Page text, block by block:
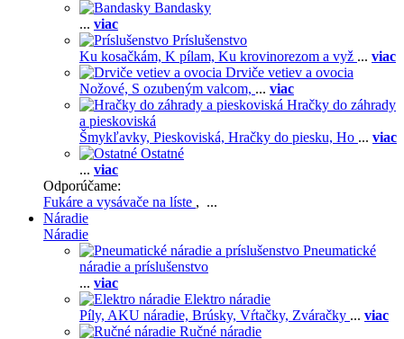
Bandasky
... viac
Príslušenstvo
Ku kosačkám, K pílam, Ku krovinorezom a vyž ... viac
Drviče vetiev a ovocia
Nožové, S ozubeným valcom, ... viac
Hračky do záhrady
a pieskoviská
Šmykľavky, Pieskoviská, Hračky do piesku, Ho ... viac
Ostatné
... viac
Odporúčame:
Fukáre a vysávače na líste , ...
Náradie
Náradie
Pneumatické
náradie a príslušenstvo
... viac
Elektro náradie
Píly, AKU náradie, Brúsky, Vŕtačky, Zváračky ... viac
Ručné náradie